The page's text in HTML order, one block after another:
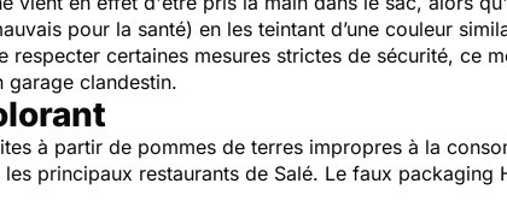
pour la santé) en les teintant d’une couleur
respecter certaines mesures strictes de sécurité, ce
garage clandestin.
à partir de pommes de terres impropres à la
principaux restaurants de Salé. Le faux